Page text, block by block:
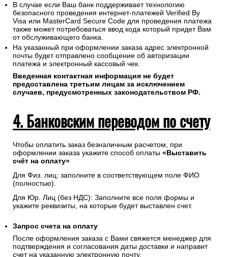
В случае если Ваш банк поддерживает технологию
безопасного проведения интернет-платежей Verified By
Visa или MasterCard Secure Code для проведения платежа
также может потребоваться ввод кода который придет Вам
от обслуживающего банка.
На указанный при оформлении заказа адрес электронной
почты будет отправлено сообщение об авторизации
платежа и электронный кассовый чек.
Введенная контактная информация не будет
предоставлена третьим лицам за исключением
случаев, предусмотренных законодательством РФ.
4. Банковским переводом по счету
Чтобы оплатить заказ безналичным расчетом, при
оформлении заказа укажите способ оплаты «Выставить
счёт на оплату»
Для Физ. лиц: заполните в соответствующем поле ФИО
(полностью).
Для Юр. Лиц (без НДС): Заполните все поля формы и
укажите реквизиты, на которые будет выставлен счет.
Запрос счета на оплату
После оформления заказа с Вами свяжется менеджер для
подтверждения и согласования даты доставки и направит
счет на указанную электронную почту.